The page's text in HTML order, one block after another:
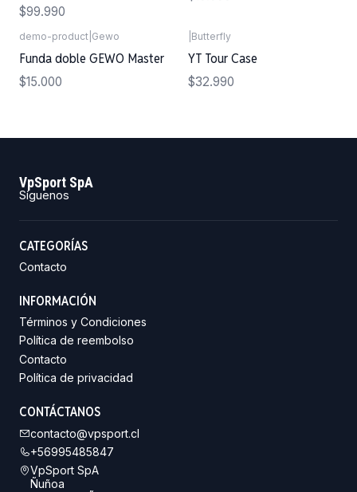
$99.990
demo-product Gewo
Funda doble GEWO Master
$15.000
Butterfly
YT Tour Case
$32.990
VpSport SpA
Síguenos
CATEGORÍAS
Contacto
INFORMACIÓN
Términos y Condiciones
Política de reembolso
Contacto
Política de privacidad
CONTÁCTANOS
contacto@vpsport.cl
+56995485847
VpSport SpA
Ñuñoa